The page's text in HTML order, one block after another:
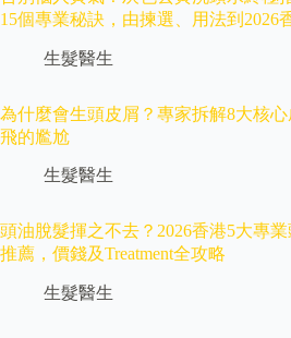
15個專業秘訣，由揀選、用法到2026
生髮醫生
為什麼會生頭皮屑？專家拆解8大核
飛的尷尬
生髮醫生
頭油脫髮揮之不去？2026香港5大專
推薦，價錢及Treatment全攻略
生髮醫生